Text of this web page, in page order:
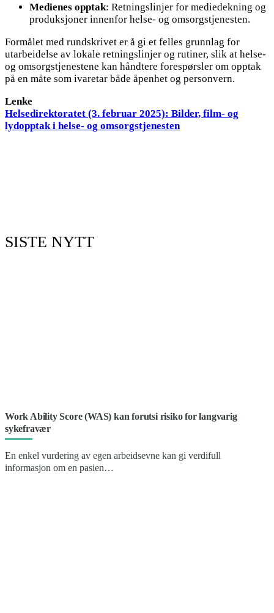
Medienes opptak: Retningslinjer for mediedekning og
produksjoner innenfor helse- og omsorgstjenesten.
Formålet med rundskrivet er å gi et felles grunnlag for
utarbeidelse av lokale retningslinjer og rutiner, slik at helse-
og omsorgstjenestene kan håndtere forespørsler om opptak
på en måte som ivaretar både åpenhet og personvern.
Lenke
Helsedirektoratet (3. februar 2025): Bilder, film- og
lydopptak i helse- og omsorgstjenesten
SISTE NYTT
Work Ability Score (WAS) kan forutsi risiko for langvarig
sykefravær
En enkel vurdering av egen arbeidsevne kan gi verdifull
informasjon om en pasien…